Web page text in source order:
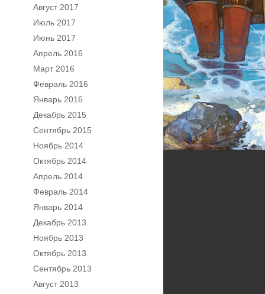
Август 2017
Июль 2017
Июнь 2017
Апрель 2016
Март 2016
Февраль 2016
Январь 2016
Декабрь 2015
Сентябрь 2015
Ноябрь 2014
Октябрь 2014
Апрель 2014
Февраль 2014
Январь 2014
Декабрь 2013
Ноябрь 2013
Октябрь 2013
Сентябрь 2013
Август 2013